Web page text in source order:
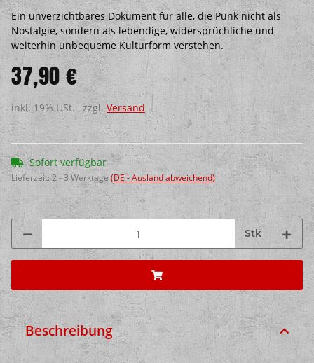
Ein unverzichtbares Dokument für alle, die Punk nicht als
Nostalgie, sondern als lebendige, widersprüchliche und
weiterhin unbequeme Kulturform verstehen.
37,90 €
inkl. 19% USt. , zzgl.Versand
Sofort verfügbar
Lieferzeit:2 - 3 Werktage (DE - Ausland abweichend)
Stk
Beschreibung